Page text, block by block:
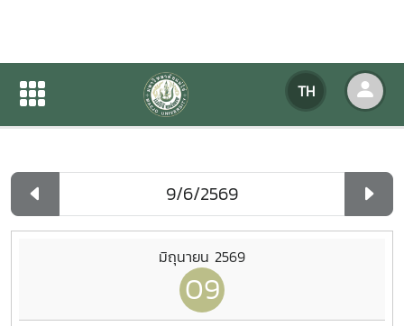
TH
ปฏิทินกิจกรรมของหน่วยงาน
ปฏิทินกิจกรรมของหน่วยงาน
มิถุนายน 2569
09